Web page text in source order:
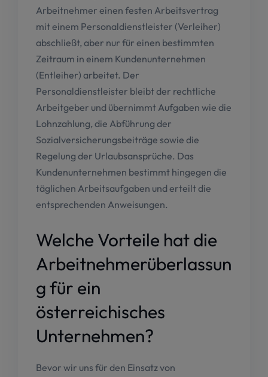
Arbeitnehmer einen festen Arbeitsvertrag
mit einem Personaldienstleister (Verleiher)
abschließt, aber nur für einen bestimmten
Zeitraum in einem Kundenunternehmen
(Entleiher) arbeitet. Der
Personaldienstleister bleibt der rechtliche
Arbeitgeber und übernimmt Aufgaben wie die
Lohnzahlung, die Abführung der
Sozialversicherungsbeiträge sowie die
Regelung der Urlaubsansprüche. Das
Kundenunternehmen bestimmt hingegen die
täglichen Arbeitsaufgaben und erteilt die
entsprechenden Anweisungen.
Welche Vorteile hat die
Arbeitnehmerüberlassun
g für ein
österreichisches
Unternehmen?
Bevor wir uns für den Einsatz von